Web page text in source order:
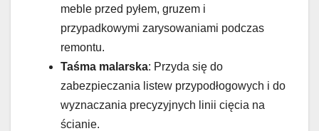
meble przed pyłem, gruzem i
przypadkowymi zarysowaniami podczas
remontu.
Taśma malarska: Przyda się do
zabezpieczania listew przypodłogowych i do
wyznaczania precyzyjnych linii cięcia na
ścianie.